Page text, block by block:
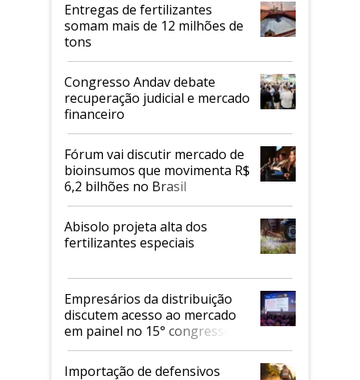
Entregas de fertilizantes
somam mais de 12 milhões de
tons
Congresso Andav debate
recuperação judicial e mercado
financeiro
Fórum vai discutir mercado de
bioinsumos que movimenta R$
6,2 bilhões no Brasil
Abisolo projeta alta dos
fertilizantes especiais
Empresários da distribuição
discutem acesso ao mercado
em painel no 15° congresso
Andav
Importação de defensivos